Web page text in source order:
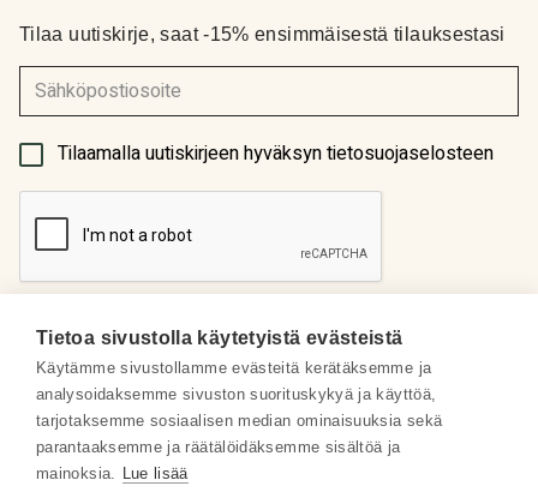
Meistä
Some
Tilaa uutiskirje, saat -15% ensimmäisestä tilauksestasi
(Pakollinen)
Tilaamalla uutiskirjeen hyväksyn tietosuojaselosteen
Tietoa sivustolla käytetyistä evästeistä
Käytämme sivustollamme evästeitä kerätäksemme ja
analysoidaksemme sivuston suorituskykyä ja käyttöä,
tarjotaksemme sosiaalisen median ominaisuuksia sekä
parantaaksemme ja räätälöidäksemme sisältöä ja
mainoksia. Lue lisää